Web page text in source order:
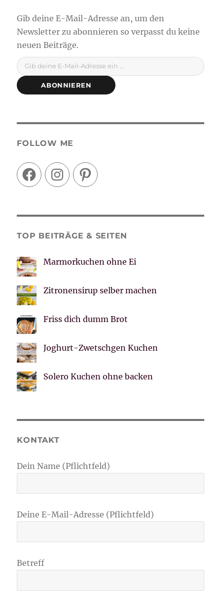
Gib deine E-Mail-Adresse ein ...
ABONNIEREN
FOLLOW ME
FacebookInstagramPinterest
TOP BEITRÄGE & SEITEN
Marmorkuchen ohne Ei
Zitronensirup selber machen
Friss dich dumm Brot
Joghurt-Zwetschgen Kuchen
Solero Kuchen ohne backen
KONTAKT
Dein Name (Pflichtfeld)
Deine E-Mail-Adresse (Pflichtfeld)
Betreff